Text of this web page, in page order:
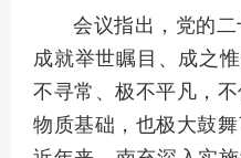
会议指出，党的
成就举世瞩目、成之
不寻常、极不平凡，
物质基础，也极大鼓舞